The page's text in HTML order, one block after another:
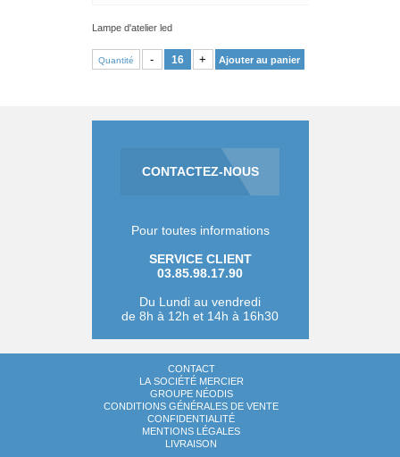
Lampe d'atelier led
Quantité - + Ajouter au panier
CONTACTEZ-NOUS
Pour toutes informations
SERVICE CLIENT
03.85.98.17.90
Du Lundi au vendredi
de 8h à 12h et 14h à 16h30
CONTACT
LA SOCIÉTÉ MERCIER
GROUPE NÉODIS
CONDITIONS GÉNÉRALES DE VENTE
CONFIDENTIALITÉ
MENTIONS LÉGALES
LIVRAISON